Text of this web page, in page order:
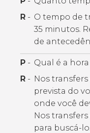
R - O tempo de
35 minutos.
de
P - Qual é a
R - Nos
prevista do
onde você
Nos
para buscá-